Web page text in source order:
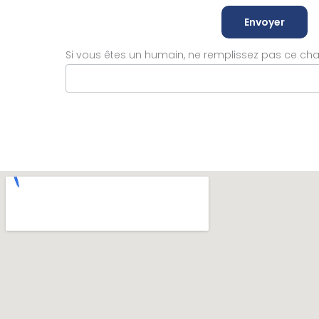
Envoyer
Si vous êtes un humain, ne remplissez pas ce